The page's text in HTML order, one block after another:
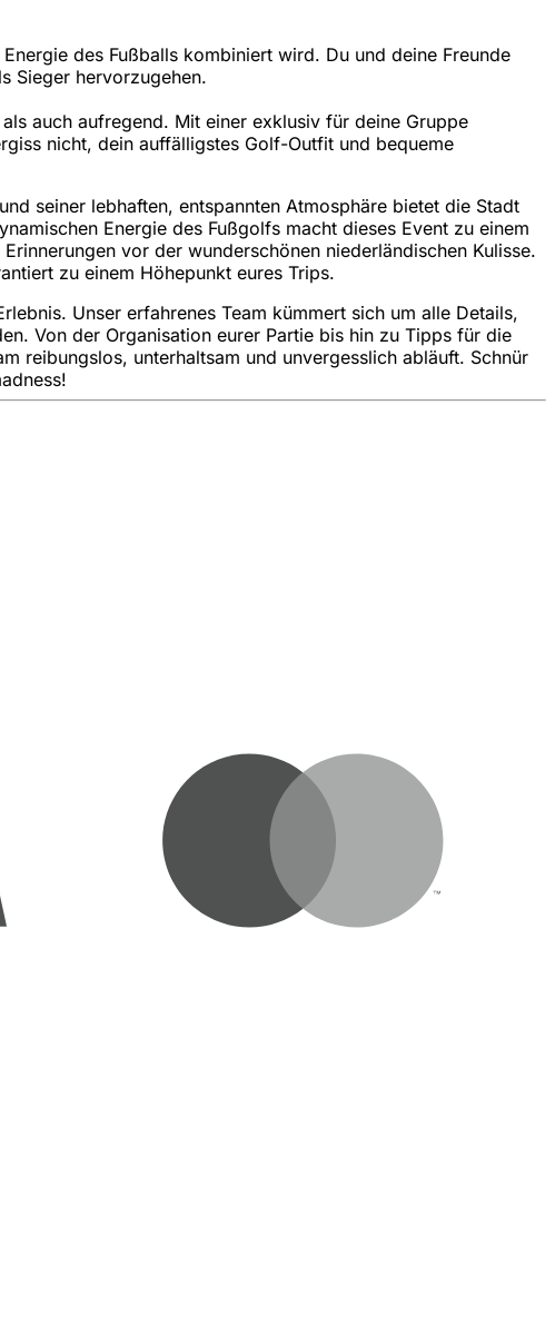
des Fußballs kombiniert wird. Du und deine Freunde
Sieger hervorzugehen.
auch aufregend. Mit einer exklusiv für deine Gruppe
nicht, dein auffälligstes Golf-Outfit und bequeme
seiner lebhaften, entspannten Atmosphäre bietet die Stadt
Energie des Fußgolfs macht dieses Event zu einem
vor der wunderschönen niederländischen Kulisse.
zu einem Höhepunkt eures Trips.
Unser erfahrenes Team kümmert sich um alle Details,
Von der Organisation eurer Partie bis hin zu Tipps für die
reibungslos, unterhaltsam und unvergesslich abläuft. Schnür